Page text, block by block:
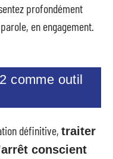
profondément
en engagement.
comme outil
définitive, traiter
conscient